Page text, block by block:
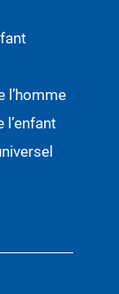
l’homme